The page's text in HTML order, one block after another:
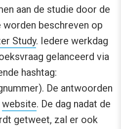
aan de studie door de
beschreven op
Study. Iedere werkdag
gelanceerd via
hashtag:
De antwoorden
website. De dag nadat de
getweet, zal er ook